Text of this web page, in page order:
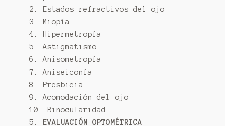
2. Estados refractivos del ojo
3. Miopía
4. Hipermetropía
5. Astigmatismo
6. Anisometropía
7. Aniseiconía
8. Presbicia
9. Acomodación del ojo
10. Binocularidad
5.
EVALUACIÓN OPTOMÉTRICA